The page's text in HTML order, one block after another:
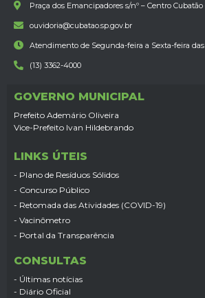
Praça dos Emancipadores s/nº – Centro Cubatão
ouvidoria@cubatao.sp.gov.br
Atendimento de Segunda-feira a Sexta-feira das
(13) 3362-4000
GOVERNO MUNICIPAL
Prefeito Ademário Oliveira
Vice-Prefeito Ivan Hildebrando
LINKS ÚTEIS
- Plano de Resíduos Sólidos
- Concurso Público
- Retomada das Atividades (COVID-19)
- Vacinômetro
- Portal da Transparência
CONSULTAS
- Últimas notícias
- Diário Oficial